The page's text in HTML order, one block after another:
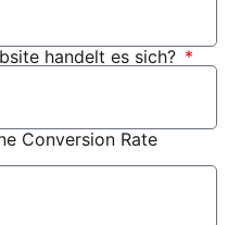
handelt es sich?
Conversion Rate